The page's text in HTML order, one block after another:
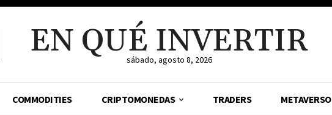
EN QUÉ INVERTIR
sábado, agosto 8, 2026
COMMODITIES CRIPTOMONEDAS TRADERS METAVERSO